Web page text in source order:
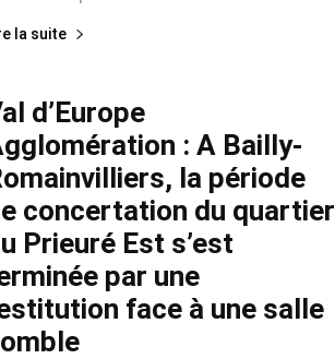
la suite
d’Europe
: A Bailly-
la période
concertation du quartier
Prieuré Est s’est
par une
face à une salle